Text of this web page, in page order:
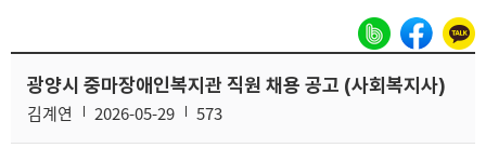
광양시 중마장애인복지관 직원 채용 공고 (사회복지사)
김계연 2026-05-29 573